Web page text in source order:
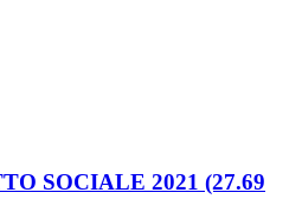
SOCIALE 2021 (27.69